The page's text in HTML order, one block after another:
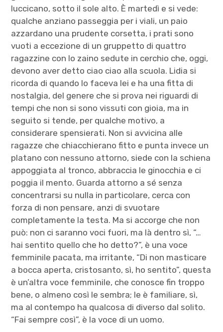
luccicano, sotto il sole alto. È martedì e si vede:
qualche anziano passeggia per i viali, un paio
azzardano una prudente corsetta, i prati sono
vuoti a eccezione di un gruppetto di quattro
ragazzine con lo zaino sedute in cerchio che, oggi,
devono aver detto ciao ciao alla scuola. Lidia si
ricorda di quando lo faceva lei e ha una fitta di
nostalgia, del genere che si prova nei riguardi di
tempi che non si sono vissuti con gioia, ma in
seguito si tende, per qualche motivo, a
considerare spensierati. Non si avvicina alle
ragazze che chiacchierano fitto e punta invece un
platano con nessuno attorno, siede con la schiena
appoggiata al tronco, abbraccia le ginocchia e ci
poggia il mento. Guarda attorno a sé senza
concentrarsi su nulla in particolare, cerca con
forza di non pensare, anzi di svuotare
completamente la testa. Ma si accorge che non
può: non ci saranno voci fuori, ma là dentro sì, “…
hai sentito quello che ho detto?”, è una voce
femminile pacata, ma irritante, “Di non masticare
a bocca aperta, cristosanto, sì, ho sentito”, questa
è un’altra voce femminile, che conosce fin troppo
bene, o almeno così le sembra; le è familiare, sì,
ma al contempo ha qualcosa di diverso dal solito.
“Fai sempre così”, è la voce di un uomo.